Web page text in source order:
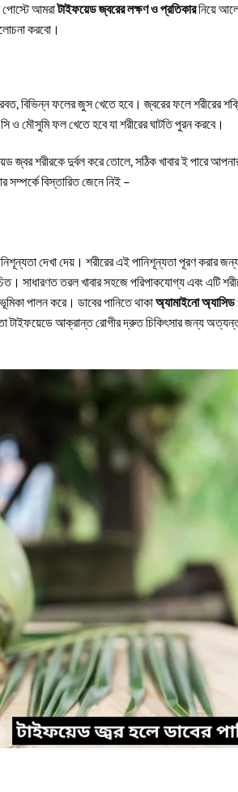
আমরাটাইফয়েড জ্বরের লক্ষণ ও প্রতিকারনিয়ে
করবো।
বিভিন্ন ফলের জুসখেতে হবে। জ্বরের ফলে শরীরের
ও মৌসুমি ফল খেতে হবে যা শরীরের ঘাটতি পুরন করবে।
জ্বর শরীরকে দুর্বল করে তোলে, সঠিক খাবার ই পারে
বিস্তারিত জেনে নিই –
শূন্যতা দেখা দেয়। শরীরের এই পানিশূন্যতা পূরণ করার
সাধারণততরল খাবার সহজে পরিপাকযোগ্য এবং এটি
পালন করে। ডাবের পানিতে থাকাঅ্যামাইনো অ্যাসিড
তা টাইফয়েডে আক্রান্ত রোগীর দ্রুত চিকিৎসার জন্য